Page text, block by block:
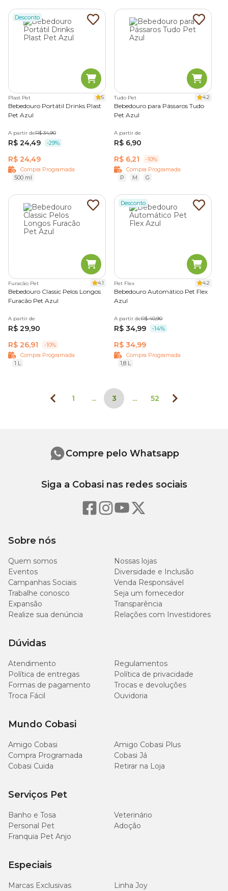
Desconto
Plast Pet 5
Bebedouro Portátil Drinks Plast
Pet Azul
A partir deR$ 34,90
R$ 24,49 -29%
R$ 24,49
Compra Programada
500 ml
Tudo Pet 4.2
Bebedouro para Pássaros Tudo
Pet Azul
A partir de
R$ 6,90
R$ 6,21
-10%
Compra Programada
P
M G
Furacão Pet 4.1
Bebedouro Classic Pelos Longos
Furacão Pet Azul
A partir de
R$ 29,90
R$ 26,91
-10%
Compra Programada
1 L
Desconto
Pet Flex 4.2
Bebedouro Automático Pet Flex
Azul
A partir deR$ 40,90
R$ 34,99 -14%
R$ 34,99
Compra Programada
1,8 L
1 ... 3 ... 52
Sobre nós
Quem somos
Nossas lojas
Eventos
Diversidade e Inclusão
Campanhas Sociais
Venda Responsável
Trabalhe conosco
Seja um fornecedor
Expansão
Transparência
Realize sua denúncia
Relações com Investidores
Dúvidas
Atendimento
Regulamentos
Política de entregas
Política de privacidade
Formas de pagamento
Trocas e devoluções
Troca Fácil
Ouvidoria
Mundo Cobasi
Amigo Cobasi
Amigo Cobasi Plus
Compra Programada
Cobasi Já
Cobasi Cuida
Retirar na Loja
Serviços Pet
Banho e Tosa
Veterinário
Personal Pet
Adoção
Franquia Pet Anjo
Especiais
Marcas Exclusivas
Linha Joy
Compre pelo Whatsapp
Siga a Cobasi nas redes sociais